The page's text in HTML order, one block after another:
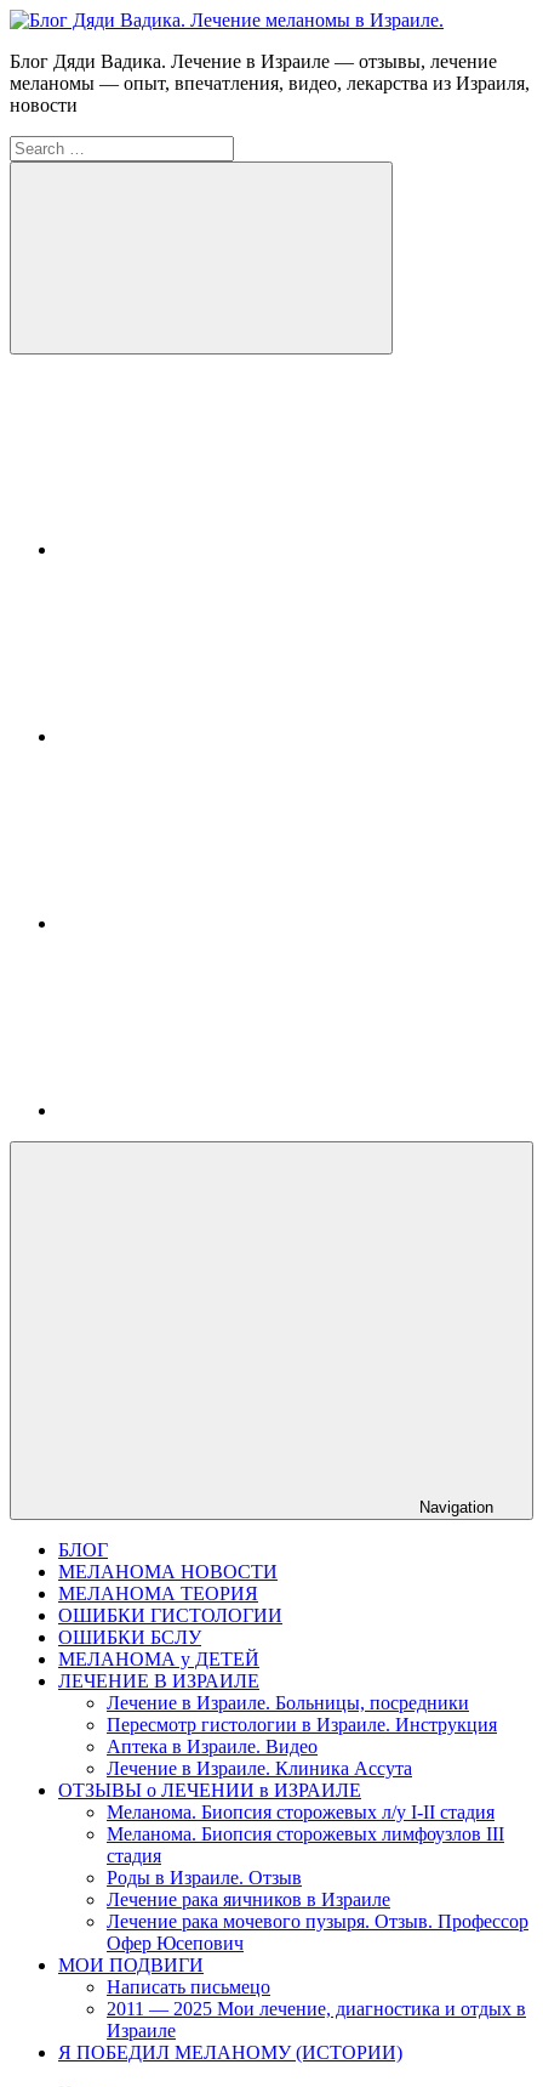
Skip
content
Блог
Дяди
Вадика.
меланомы
в
Блог Дяди Вадика. Лечение в Израиле — отзывы, лечение
меланомы — опыт, впечатления, видео, лекарства из Израиля,
новости
Search
for:
Search
Navigation
БЛОГ
МЕЛАНОМА НОВОСТИ
МЕЛАНОМА ТЕОРИЯ
ОШИБКИ ГИСТОЛОГИИ
ОШИБКИ БСЛУ
МЕЛАНОМА у ДЕТЕЙ
ЛЕЧЕНИЕ В ИЗРАИЛЕ
Лечение в Израиле. Больницы, посредники
Пересмотр гистологии в Израиле. Инструкция
Аптека в Израиле. Видео
Лечение в Израиле. Клиника Ассута
ОТЗЫВЫ о ЛЕЧЕНИИ в ИЗРАИЛЕ
Меланома. Биопсия сторожевых л/у I-II стадия
Меланома. Биопсия сторожевых лимфоузлов III
стадия
Роды в Израиле. Отзыв
Лечение рака яичников в Израиле
Лечение рака мочевого пузыря. Отзыв. Профессор
Офер Юсепович
МОИ ПОДВИГИ
Написать письмецо
2011 — 2025 Мои лечение, диагностика и отдых в
Израиле
Я ПОБЕДИЛ МЕЛАНОМУ (ИСТОРИИ)